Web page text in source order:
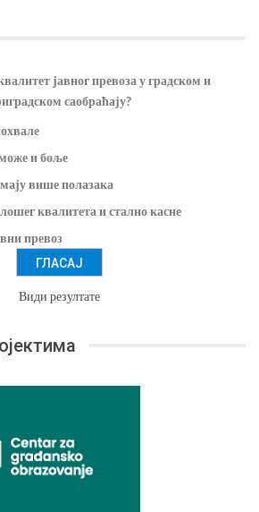
јавног превоза у градском и
саобраћају?
и боље
више полазака
квалитета и стално касне
превоз
Види резултате